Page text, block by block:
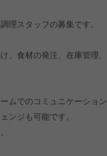
理スタッフの募集です。
、食材の発注、在庫管理
ムでのコミュニケーション
ンジも可能です。